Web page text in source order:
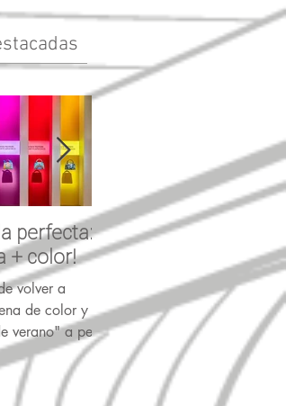
perfecta:
+ color!
volver a
de color y en
verano" a pesar
encuentro, los
un poco...
Propósitos para el
2023 y para la vida!
Conoce la lista de propósitos
con los objetivos más
habituales, como siempre
todo el apoyo gráfico y
de los escaparates.